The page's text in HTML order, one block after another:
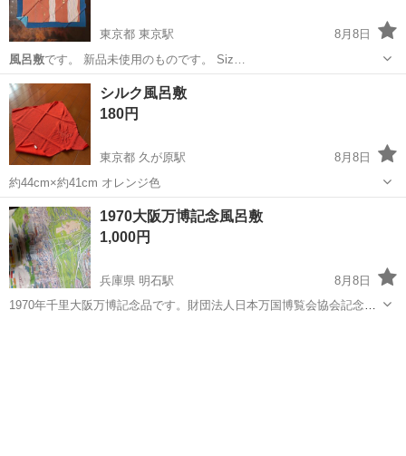
東京都 東京駅
8月8日
風呂敷です。 新品未使用のものです。 Siz…
東京 中央区 東京駅 冠婚葬祭
シルク風呂敷
180円
東京都 久が原駅
8月8日
約44cm×約41cm オレンジ色
東京 大田区 久が原駅 生活雑貨 風呂敷
1970大阪万博記念風呂敷
1,000円
兵庫県 明石駅
8月8日
1970年千里大阪万博記念品です。財団法人日本万国博覧会協会記念品